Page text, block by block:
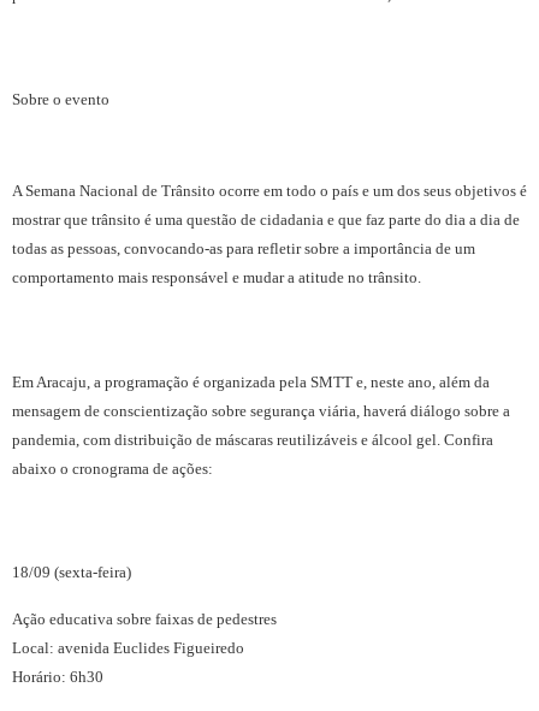
Sobre o evento
A Semana Nacional de Trânsito ocorre em todo o país e um dos seus objetivos é
mostrar que trânsito é uma questão de cidadania e que faz parte do dia a dia de
todas as pessoas, convocando-as para refletir sobre a importância de um
comportamento mais responsável e mudar a atitude no trânsito.
Em Aracaju, a programação é organizada pela SMTT e, neste ano, além da
mensagem de conscientização sobre segurança viária, haverá diálogo sobre a
pandemia, com distribuição de máscaras reutilizáveis e álcool gel. Confira
abaixo o cronograma de ações:
18/09 (sexta-feira)
Ação educativa sobre faixas de pedestres
Local: avenida Euclides Figueiredo
Horário: 6h30